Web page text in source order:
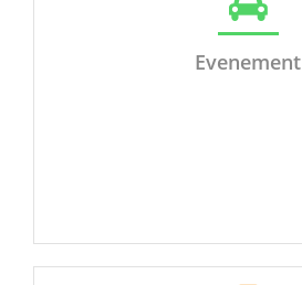
Evenement